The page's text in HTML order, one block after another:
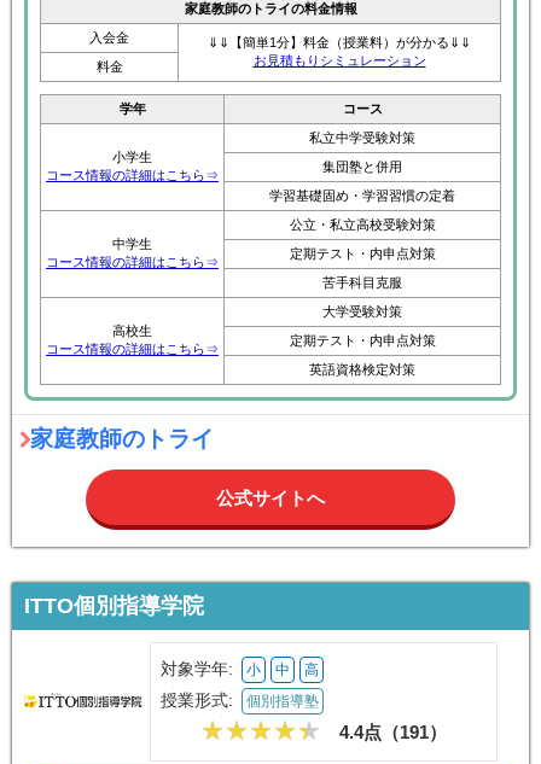
家庭教師のトライの料金情報
入会金
⇓⇓【簡単1分】料金（授業料）が分かる⇓⇓
お見積もりシミュレーション
料金
学年 コース
小学生
コース情報の詳細はこちら⇒
私立中学受験対策
集団塾と併用
学習基礎固め・学習習慣の定着
中学生
コース情報の詳細はこちら⇒
公立・私立高校受験対策
定期テスト・内申点対策
苦手科目克服
高校生
コース情報の詳細はこちら⇒
大学受験対策
定期テスト・内申点対策
英語資格検定対策
家庭教師のトライ
公式サイトへ
ITTO個別指導学院
対象学年: 小 中 高
授業形式: 個別指導塾
4.4点（191）